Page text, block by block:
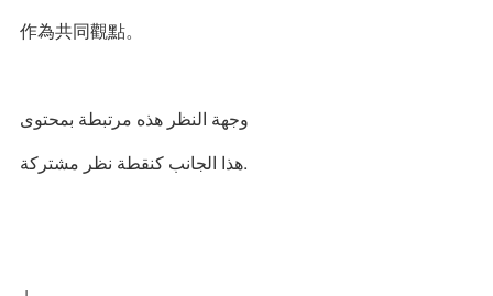
作為共同觀點。
هذا الجانب كنقطة نظر مشتركة.